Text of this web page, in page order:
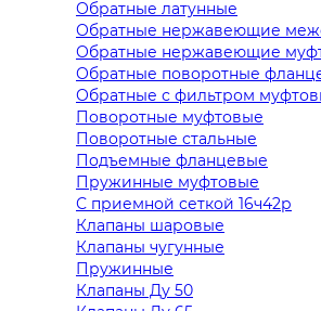
Обратные латунные
Обратные нержавеющие
Обратные нержавеющие
Обратные поворотные
Обратные с фильтром
Поворотные муфтовые
Поворотные стальные
Подъемные фланцевые
Пружинные муфтовые
С приемной сеткой 16ч42р
Клапаны шаровые
Клапаны чугунные
Пружинные
Клапаны Ду 50